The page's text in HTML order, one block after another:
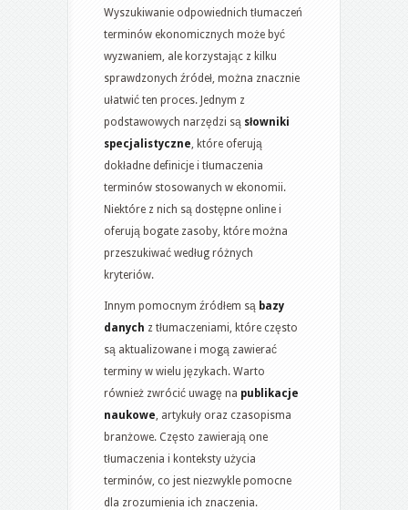
Wyszukiwanie odpowiednich tłumaczeń
terminów ekonomicznych może być
wyzwaniem, ale korzystając z kilku
sprawdzonych źródeł, można znacznie
ułatwić ten proces. Jednym z
podstawowych narzędzi są słowniki
specjalistyczne , które oferują
dokładne definicje i tłumaczenia
terminów stosowanych w ekonomii.
Niektóre z nich są dostępne online i
oferują bogate zasoby, które można
przeszukiwać według różnych
kryteriów.
Innym pomocnym źródłem są bazy
danych z tłumaczeniami, które często
są aktualizowane i mogą zawierać
terminy w wielu językach. Warto
również zwrócić uwagę na publikacje
naukowe , artykuły oraz czasopisma
branżowe. Często zawierają one
tłumaczenia i konteksty użycia
terminów, co jest niezwykle pomocne
dla zrozumienia ich znaczenia.